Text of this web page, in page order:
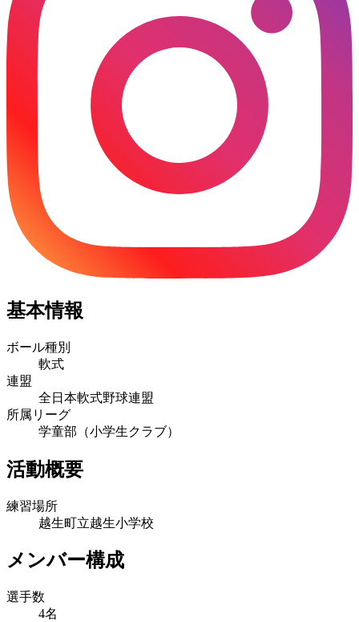
基本情報
ボール種別
軟式
連盟
全日本軟式野球連盟
所属リーグ
学童部（小学生クラブ）
活動概要
練習場所
越生町立越生小学校
メンバー構成
選手数
4名